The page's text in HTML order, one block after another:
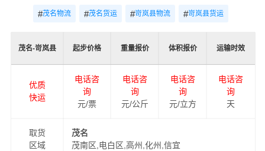
#茂名物流 #茂名货运 #岢岚县物流 #岢岚县货运
茂名-岢岚县 起步价格 重量报价 体积报价 运输时效
优质
快运
电话咨
询
元/票
电话咨
询
元/公斤
电话咨
询
元/立方
电话咨
询
天
取货
区域
茂名
茂南区,电白区,高州,化州,信宜